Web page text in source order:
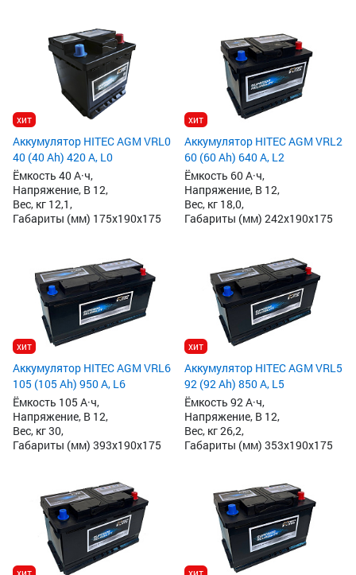
хит
Аккумулятор HITEC AGM VRL0
40 (40 Ah) 420 А, L0
Ёмкость 40 А·ч,
Напряжение, В 12,
Вес, кг 12,1,
Габариты (мм) 175x190x175
хит
Аккумулятор HITEC AGM VRL2
60 (60 Ah) 640 А, L2
Ёмкость 60 А·ч,
Напряжение, В 12,
Вес, кг 18,0,
Габариты (мм) 242x190x175
хит
Аккумулятор HITEC AGM VRL6
105 (105 Ah) 950 А, L6
Ёмкость 105 А·ч,
Напряжение, В 12,
Вес, кг 30,
Габариты (мм) 393x190x175
хит
Аккумулятор HITEC AGM VRL5
92 (92 Ah) 850 А, L5
Ёмкость 92 А·ч,
Напряжение, В 12,
Вес, кг 26,2,
Габариты (мм) 353x190x175